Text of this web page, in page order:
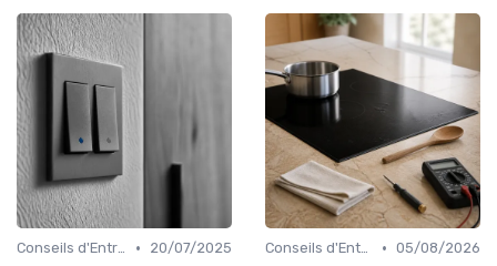
Conseils d'Entretien •
20/07/2025
Conseils d'Entretien • 05/08/2026